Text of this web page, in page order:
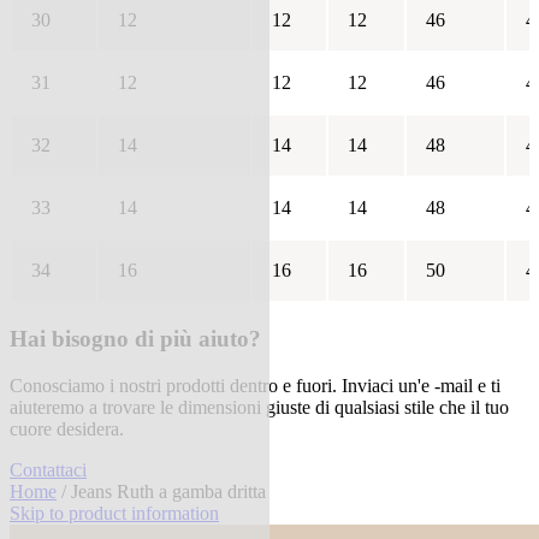
30 12 12 12 46
31 12 12 12 46
32 14 14 14 48
33 14 14 14 48
34 16 16 16 50
Hai bisogno di più aiuto?
Conosciamo i nostri prodotti dentro e fuori. Inviaci un'e -mail e ti
aiuteremo a trovare le dimensioni giuste di qualsiasi stile che il tuo
cuore desidera.
Contattaci
Home / Jeans Ruth a gamba dritta
Skip to product information